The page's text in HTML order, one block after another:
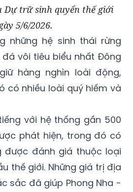
Dự trữ sinh quyển thế giới
5/6/2026.
những hệ sinh thái rừng
vôi tiêu biểu nhất Đông
hàng nghìn loài động,
có nhiều loài quý hiếm và
với hệ thống gần 500
phát hiện, trong đó có
được đánh giá thuộc loại
thế giới. Những giá trị địa
sắc đã giúp Phong Nha -